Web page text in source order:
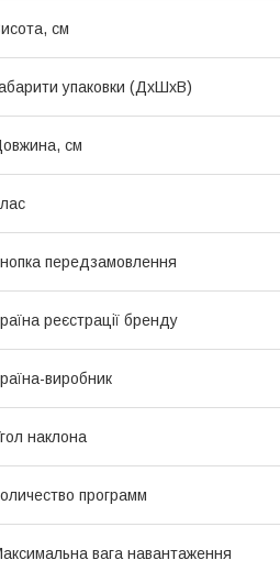
см
упаковки (ДхШхВ)
см
передзамовлення
реєстрації бренду
виробник
наклона
программ
вага навантаження